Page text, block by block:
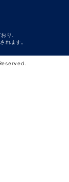
り、
れます。